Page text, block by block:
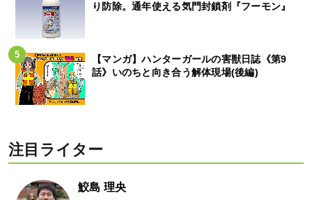
り防除。通年使える気門封鎖剤『フーモン』
【マンガ】ハンターガールの害獣日誌《第9
話》いのちと向き合う解体現場(後編)
注目ライター
鮫島 理央